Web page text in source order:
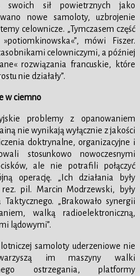
swoich sił powietrznych jako
nowe samoloty, uzbrojenie
celownicze. „Tymczasem część
mówi Fiszer.
celowniczymi, a później
rozwiązania francuskie, które
nie działały”.
w ciemno
problemy z opanowaniem
nie wynikają wyłącznie z jakości
doktrynalne, organizacyjne i
stosunkowo nowoczesnymi
ale nie potrafili połączyć
operację. „Ich działania były
pil. Marcin Modrzewski, były
„Brakowało synergii
walką radioelektroniczną,
lądowymi”.
samoloty uderzeniowe nie
im maszyny walki
ostrzegania, platformy